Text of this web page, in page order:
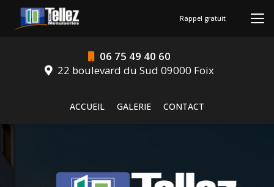
contenu
06 75 49 40 60
22 boulevard du Sud 09000 Foix
ACCUEIL
GALERIE CONTACT
Rappel gratuit